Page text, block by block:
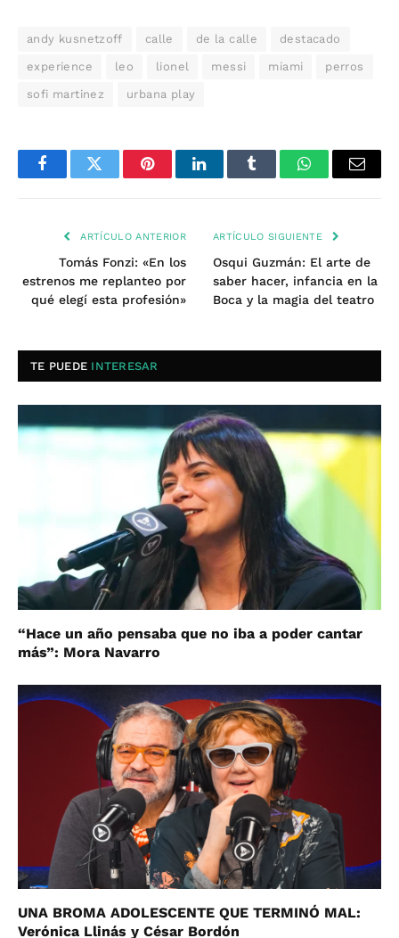
andy kusnetzoff calle de la calle destacado
experience leo lionel messi miami perros
sofi martinez urbana play
FacebookTwitter PinterestLinkedInTumblr WhatsAppEmail
ARTÍCULO ANTERIOR
Tomás Fonzi: «En los
estrenos me replanteo por
qué elegí esta profesión»
ARTÍCULO SIGUIENTE
Osqui Guzmán: El arte de
saber hacer, infancia en la
Boca y la magia del teatro
TE PUEDE INTERESAR
“Hace un año pensaba que no iba a poder cantar
más”: Mora Navarro
UNA BROMA ADOLESCENTE QUE TERMINÓ MAL:
Verónica Llinás y César Bordón